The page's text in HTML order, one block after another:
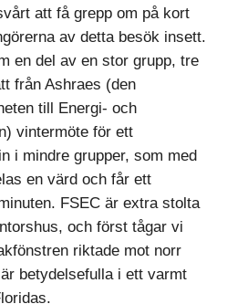
att få grepp om på kort
av detta besök insett.
en del av en stor grupp, tre
från Ashraes (den
till Energi- och
vintermöte för ett
i mindre grupper, som med
en värd och får ett
FSEC är extra stolta
och först tågar vi
riktade mot norr
betydelsefulla i ett varmt